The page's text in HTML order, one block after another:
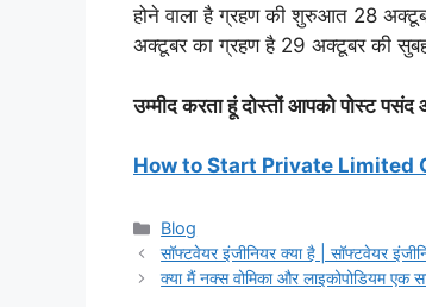
होने वाला है ग्रहण की शुरुआत 28
अक्टूबर का ग्रहण है 29 अक्टूबर की
उम्मीद करता हूं दोस्तों आपको पोस्ट पसंद
How to Start Private Limited
Categories
Blog
सॉफ्टवेयर इंजीनियर क्या है | सॉफ्टवेयर
क्या मैं नक्स वोमिका और लाइकोपोडियम एक